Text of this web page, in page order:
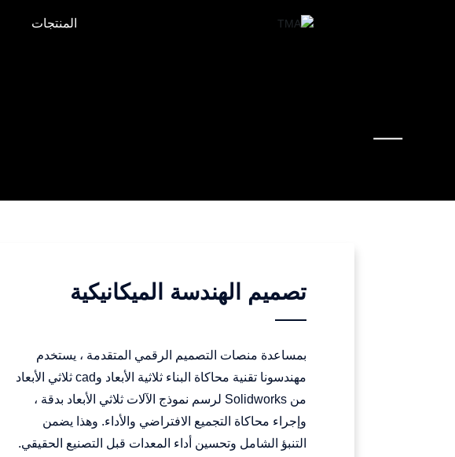
المنتجات
تصميم الهندسة الميكانيكية
بمساعدة منصات التصميم الرقمي المتقدمة ، يستخدم
مهندسونا تقنية محاكاة البناء ثلاثية الأبعاد وcad ثلاثي الأبعاد
من Solidworks لرسم نموذج الآلات ثلاثي الأبعاد بدقة ،
وإجراء محاكاة التجميع الافتراضي والأداء. وهذا يضمن
التنبؤ الشامل وتحسين أداء المعدات قبل التصنيع الحقيقي.